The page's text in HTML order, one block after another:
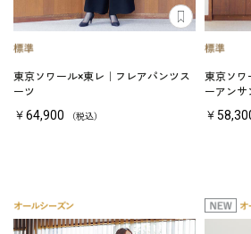
東京ソワール×東レ｜フレアパンツス
ーツ
￥64,900 （税込）
東京ソワ
ーアンサ
￥